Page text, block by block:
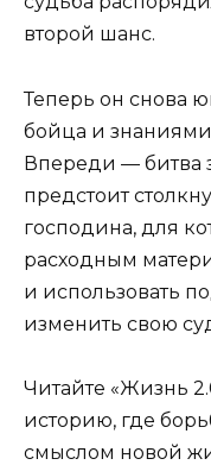
второй шанс.
Теперь он снова
бойца и
Впереди — битва
предстоит
господина, для
расходным
и использовать
изменить свою
Читайте «Жизнь
историю, где
смыслом новой